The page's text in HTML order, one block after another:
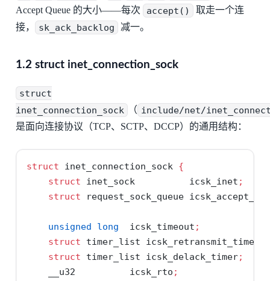
Accept Queue 的大小——每次
accept()
取走一个连
接，
sk_ack_backlog 减一。
1.2 struct inet_connection_sock
struct
inet_connection_sock
（ include/net/
是面向连接协议（TCP、SCTP、DCCP）的通用结构：
struct inet_connection_sock {
struct inet_sock          icsk_inet ;
struct request_sock_queue
unsigned long
  icsk_timeout
;
struct timer_list icsk_retransmit_timer
struct timer_list icsk_delack_timer;
    __u32          icsk_rto
;